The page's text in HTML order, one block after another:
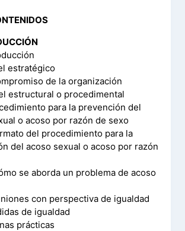
estratégico
de la organización
estructural o procedimental
para la prevención del
o acoso por razón de sexo
del procedimiento para la
del acoso sexual o acoso por razón
se aborda un problema de acoso
con perspectiva de igualdad
de igualdad
prácticas